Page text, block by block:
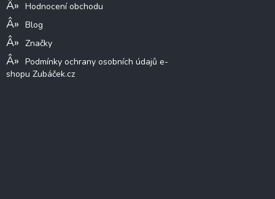
Hodnocení obchodu
Blog
Značky
Podmínky ochrany osobních údajů e-
shopu Zubáček.cz